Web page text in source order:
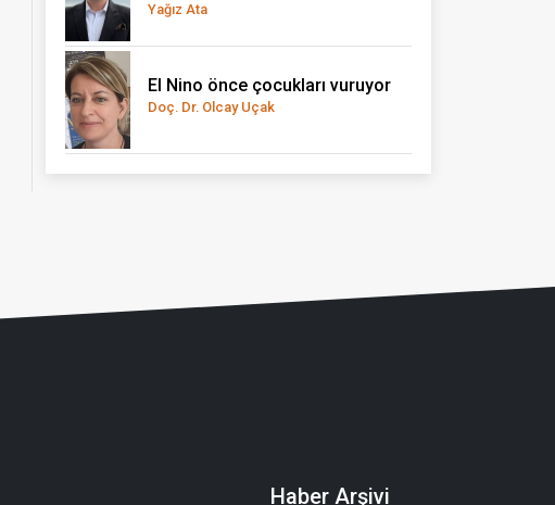
Yağız Ata
El Nino önce çocukları vuruyor
Doç. Dr. Olcay Uçak
Haber Arşivi